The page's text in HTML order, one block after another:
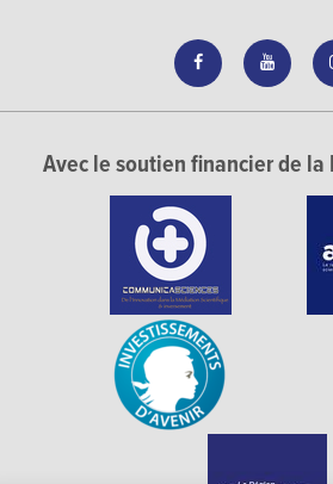
Avec le soutien financier de la